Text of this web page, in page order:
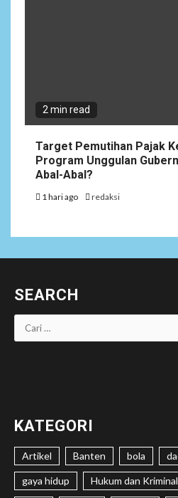
2 min read
Target Pemutihan Pajak
Program Unggulan
Abal-Abal?
1 hari ago redaksi
SEARCH
Cari
untuk:
KATEGORI
Artikel Banten bola
gaya hidup Hukum dan Kriminal